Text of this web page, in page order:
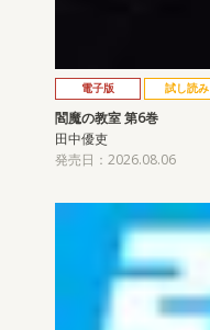
電子版 試し読み
閻魔の教室 第6巻
田中優吏
発売日：2026.08.06